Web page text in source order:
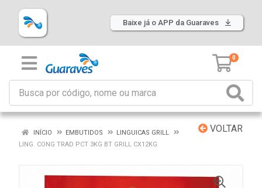
Baixe já o APP da Guaraves
0
VOLTAR
INÍCIO EMBUTIDOS
LINGUICAS GRILL
LING. CONG TRAD PCT 3KG BT GRILL CX12KG